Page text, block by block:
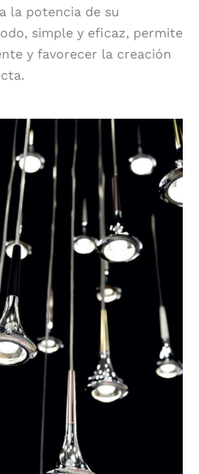
la potencia de su
simple y eficaz, permite
y favorecer la creación